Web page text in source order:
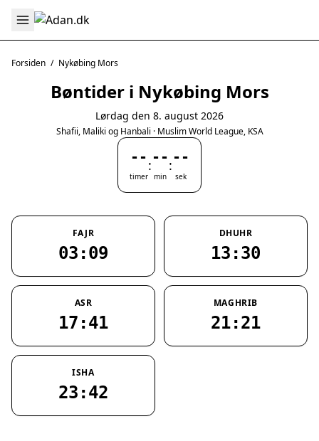
Forsiden / Nykøbing Mors
Bøntider i Nykøbing Mors
Lørdag den 8. august 2026
Shafii, Maliki og Hanbali · Muslim World League, KSA
--
timer
:--
min
:--
sek
FAJR
03:09
DHUHR
13:30
ASR
17:41
MAGHRIB
21:21
ISHA
23:42